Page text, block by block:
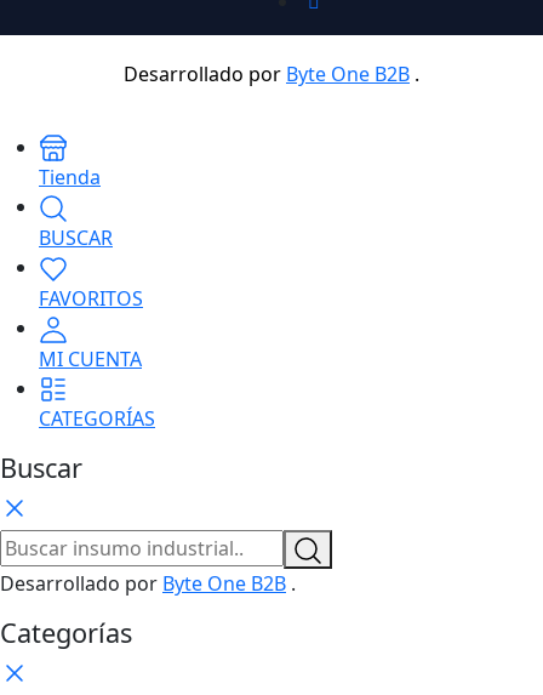
Desarrollado por Byte One B2B .
Tienda
BUSCAR
FAVORITOS
MI CUENTA
CATEGORÍAS
Buscar
Desarrollado por Byte One B2B .
Categorías